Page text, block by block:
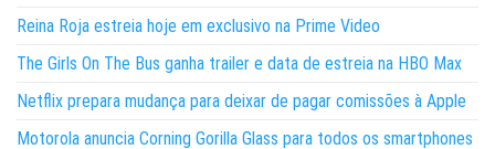
Reina Roja estreia hoje em exclusivo na Prime Video
The Girls On The Bus ganha trailer e data de estreia na HBO Max
Netflix prepara mudança para deixar de pagar comissões à Apple
Motorola anuncia Corning Gorilla Glass para todos os smartphones